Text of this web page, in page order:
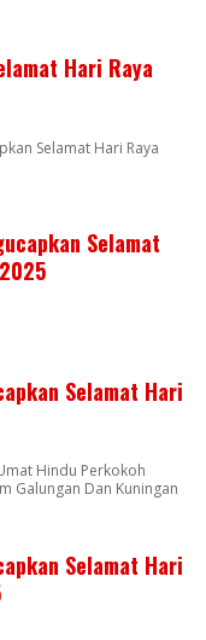
Hari Raya
Selamat Hari Raya
Selamat
Selamat Hari
Hindu Perkokoh
Galungan Dan Kuningan
Selamat Hari